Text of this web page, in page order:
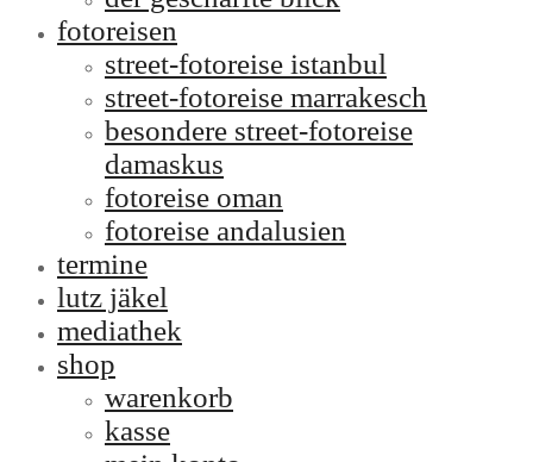
fotoreisen
street-fotoreise istanbul
street-fotoreise marrakesch
besondere street-fotoreise
damaskus
fotoreise oman
fotoreise andalusien
termine
lutz jäkel
mediathek
shop
warenkorb
kasse